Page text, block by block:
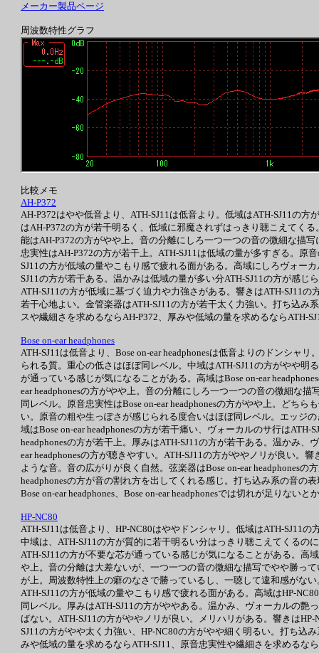
メーカー製品ページ
周波数特性グラフ
比較メモ
AH-P372
AH-P372はやや低音より、ATH-SJ11は低音より。低域はATH-SJ11の
はAH-P372の方が若干明るく、低域に邪魔されずはっきり聴こえてく
能はAH-P372の方がやや上。音の分離にしろ一つ一つの音の微細な描
忠実性はAH-P372の方が若干上。ATH-SJ11は低域の量が多すぎる。
SJ11の方が低域の量やこもり感で疲れる面がある。高域にしろヴォー
SJ11の方が若干ある。温かみは低域の量が多い分ATH-SJ11の方が感
ATH-SJ11の方が低域に基づく迫力や力強さがある。響きはATH-SJ11
若干心地よい。金管楽器はATH-SJ11の方が若干太く力強い。打ち込
スや繊細さを求めるならAH-P372、厚みや低域の量を求めるならATH-
Bose on-ear headphones
ATH-SJ11は低音より、Bose on-ear headphonesは低音よりのドンシャ
られる質。重心の低さはほぼ同レベル。中域はATH-SJ11の方がやや
が通っている感じが気になることがある。高域はBose on-ear
ear headphonesの方がやや上。音の分離にしろ一つ一つの音の微細な
同レベル。原音忠実性はBose on-ear headphonesの方がやや上。どち
い。原音の粗や生っぽさが感じられる度合いはほぼ同レベル。エッジ
域はBose on-ear headphonesの方が若干痛い、ヴォーカルのサ行は
headphonesの方が若干上。厚みはATH-SJ11の方が若干ある。温かみ、
ear headphonesの方が聴きやすい。ATH-SJ11の方がややノリが良い。
ような音。音の広がりが良く自然。弦楽器はBose on-ear headphones
headphonesの方が音の割れ方を出してくれる感じ。打ち込み系の音の
Bose on-ear headphones、Bose on-ear headphonesでは切れが足りない
HP-NC80
ATH-SJ11は低音より、HP-NC80はややドンシャリ。低域はATH-SJ11
中域は、ATH-SJ11の方が質的に若干明るい分はっきり聴こえてくる
ATH-SJ11の方が不要な芯が通っている感じが気になることがある。高
や上。音の分離は大差ないが、一つ一つの音の微細な描写でやや勝っ
が上。周波数特性上の癖のなさで勝っているし、一聴して違和感がな
ATH-SJ11の方が低域の量やこもり感で疲れる面がある。高域はHP-
同レベル。厚みはATH-SJ11の方がややある。温かみ、ヴォーカルの艶
ばない。ATH-SJ11の方がややノリが良い。メリハリがある。響きは
SJ11の方がやや太く力強い、HP-NC80の方がやや細く明るい。打ち込
みや低域の量を求めるならATH-SJ11、原音忠実性や繊細さを求めるな